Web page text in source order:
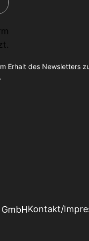
Erhalt des Newsletters
.
Kontakt/